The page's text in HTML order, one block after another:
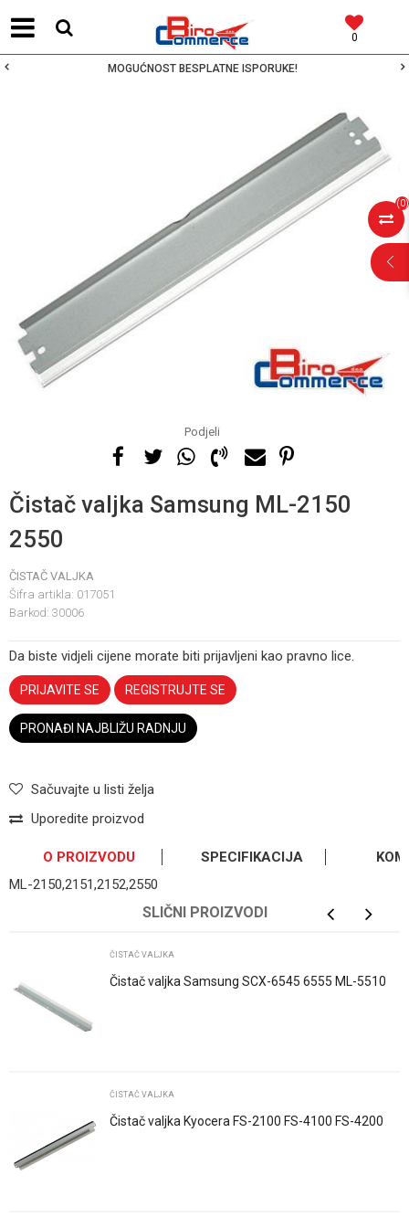
0
MOGUĆNOST BESPLATNE ISPORUKE!
(0)
Podjeli
Čistač valjka Samsung ML-2150
2550
ČISTAČ VALJKA
Šifra artikla: 017051
Barkod: 30006
Da biste vidjeli cijene morate biti prijavljeni kao pravno lice.
PRIJAVITE SE REGISTRUJTE SE
PRONAĐI NAJBLIŽU RADNJU
Sačuvajte u listi želja
Uporedite proizvod
O PROIZVODU SPECIFIKACIJA
ML-2150,2151,2152,2550
Čistač valjka
Email
SLIČNI PROIZVODI
ČISTAČ VALJKA
Čistač valjka Samsung SCX-6545 6555 ML-5510
ČISTAČ VALJKA
Čistač valjka Kyocera FS-2100 FS-4100 FS-4200